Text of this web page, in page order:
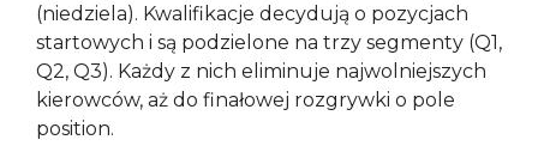
(niedziela). Kwalifikacje decydują o pozycjach
startowych i są podzielone na trzy segmenty (Q1,
Q2, Q3). Każdy z nich eliminuje najwolniejszych
kierowców, aż do finałowej rozgrywki o pole
position.